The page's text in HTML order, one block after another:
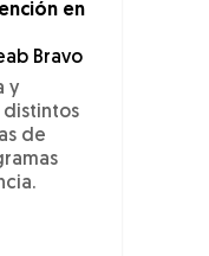
en
Bravo
y
de